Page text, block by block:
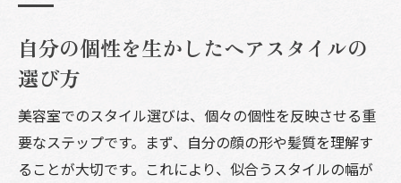
自分の個性を生かしたヘアスタイルの
選び方
美容室でのスタイル選びは、個々の個性を反映させる重
要なステップです。まず、自分の顔の形や髪質を理解す
ることが大切です。これにより、似合うスタイルの幅が